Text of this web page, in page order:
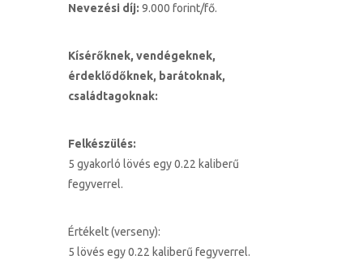
Nevezési díj: 9.000 forint/fő.
Kísérőknek, vendégeknek,
érdeklődőknek, barátoknak,
családtagoknak:
Felkészülés:
5 gyakorló lövés egy 0.22 kaliberű
fegyverrel.
Értékelt (verseny):
5 lövés egy 0.22 kaliberű fegyverrel.